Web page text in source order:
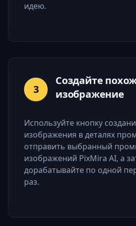
идею.
3
Создайте
изображение
Используйте кнопку
изображения в деталях
отправить выбранный
изображений PixMira AI, а
дорабатывайте по одной
раз.